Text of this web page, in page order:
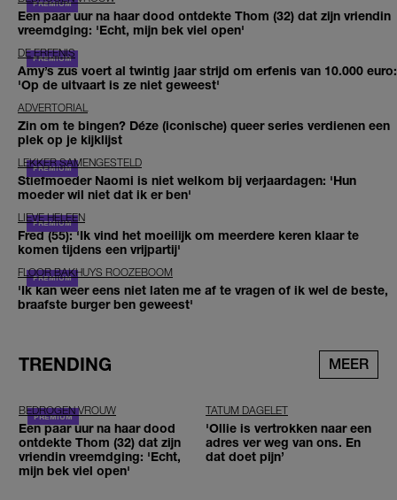
Een paar uur na haar dood ontdekte Thom (32) dat zijn vriendin
vreemdging: 'Echt, mijn bek viel open'
DE ERFENIS
Amy’s zus voert al twintig jaar strijd om erfenis van 10.000 euro:
'Op de uitvaart is ze niet geweest'
ADVERTORIAL
Zin om te bingen? Déze (iconische) queer series verdienen een
plek op je kijklijst
LEKKER SAMENGESTELD
Stiefmoeder Naomi is niet welkom bij verjaardagen: 'Hun
moeder wil niet dat ik er ben'
LIEVE HELEEN
Fred (55): 'Ik vind het moeilijk om meerdere keren klaar te
komen tijdens een vrijpartij'
FLOOR BAKHUYS ROOZEBOOM
'Ik kan weer eens niet laten me af te vragen of ik wel de beste,
braafste burger ben geweest'
TRENDING MEER
BEDROGEN VROUW
Een paar uur na haar dood
ontdekte Thom (32) dat zijn
vriendin vreemdging: 'Echt,
mijn bek viel open'
TATUM DAGELET
'Ollie is vertrokken naar een
adres ver weg van ons. En
dat doet pijn’